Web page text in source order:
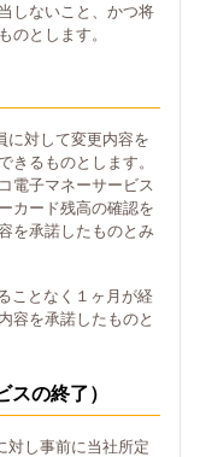
しないこと、かつ将
のとします。
に対して変更内容を
きるものとします。
電子マネーサービス
カード残高の確認を
を承諾したものとみ
ことなく１ヶ月が経
容を承諾したものと
の終了）
対し事前に当社所定